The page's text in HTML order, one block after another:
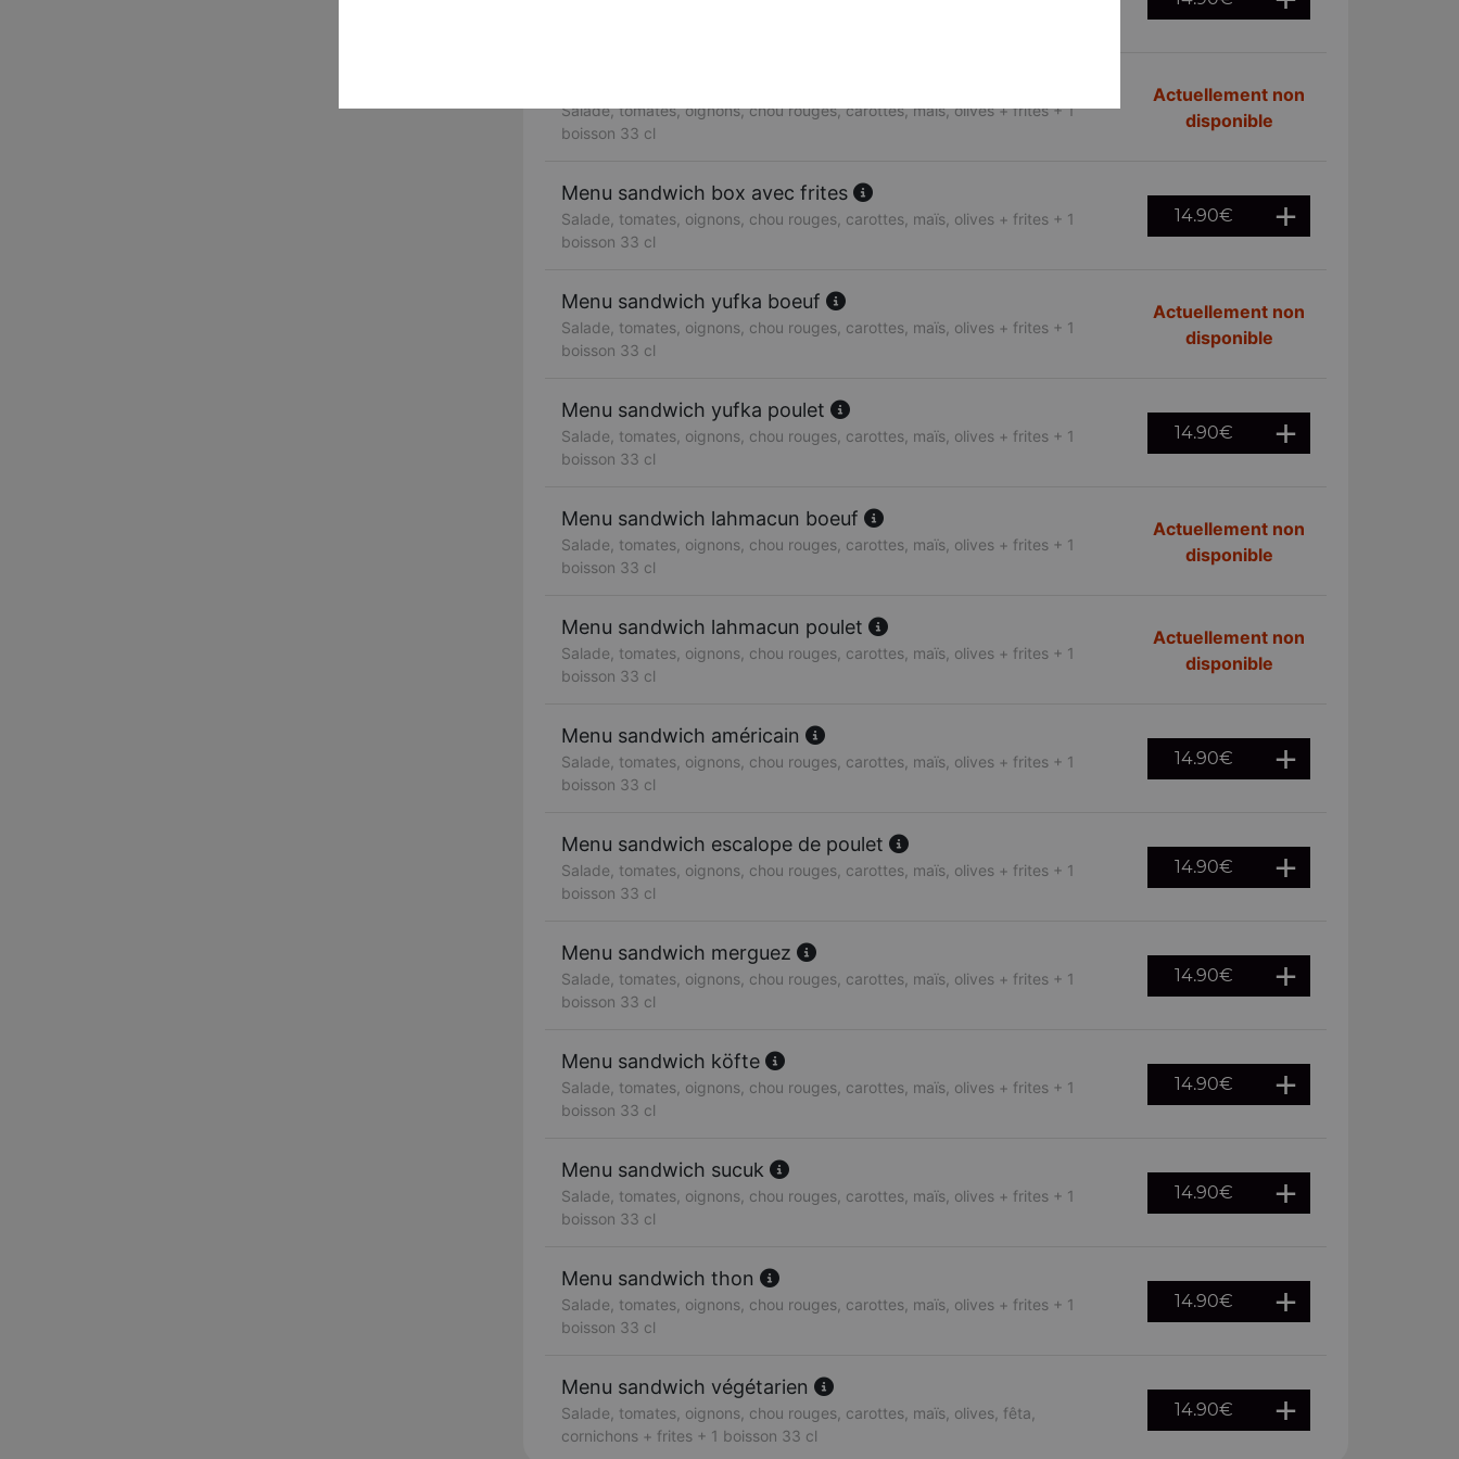
Salade, tomates, oignons, chou rouges, carottes, maïs, olives + frites + 1
boisson 33 cl
Actuellement non
disponible
Menu sandwich box avec frites
Salade, tomates, oignons, chou rouges, carottes, maïs, olives + frites + 1
boisson 33 cl
14.90€
Menu sandwich yufka boeuf
Salade, tomates, oignons, chou rouges, carottes, maïs, olives + frites + 1
boisson 33 cl
Actuellement non
disponible
Menu sandwich yufka poulet
Salade, tomates, oignons, chou rouges, carottes, maïs, olives + frites + 1
boisson 33 cl
14.90€
Menu sandwich lahmacun boeuf
Salade, tomates, oignons, chou rouges, carottes, maïs, olives + frites + 1
boisson 33 cl
Actuellement non
disponible
Menu sandwich lahmacun poulet
Salade, tomates, oignons, chou rouges, carottes, maïs, olives + frites + 1
boisson 33 cl
Actuellement non
disponible
Menu sandwich américain
Salade, tomates, oignons, chou rouges, carottes, maïs, olives + frites + 1
boisson 33 cl
14.90€
Menu sandwich escalope de poulet
Salade, tomates, oignons, chou rouges, carottes, maïs, olives + frites + 1
boisson 33 cl
14.90€
Menu sandwich merguez
Salade, tomates, oignons, chou rouges, carottes, maïs, olives + frites + 1
boisson 33 cl
14.90€
Menu sandwich köfte
Salade, tomates, oignons, chou rouges, carottes, maïs, olives + frites + 1
boisson 33 cl
14.90€
Menu sandwich sucuk
Salade, tomates, oignons, chou rouges, carottes, maïs, olives + frites + 1
boisson 33 cl
14.90€
Menu sandwich thon
Salade, tomates, oignons, chou rouges, carottes, maïs, olives + frites + 1
boisson 33 cl
14.90€
Menu sandwich végétarien
Salade, tomates, oignons, chou rouges, carottes, maïs, olives, fêta,
cornichons + frites + 1 boisson 33 cl
14.90€